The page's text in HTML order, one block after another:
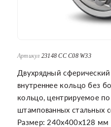
Артикул 23148 CC C08 W33
Двухрядный
внутреннее кольцо без
кольцо, центрируемое
штампованных стальных
Размер: 240x400x128 мм